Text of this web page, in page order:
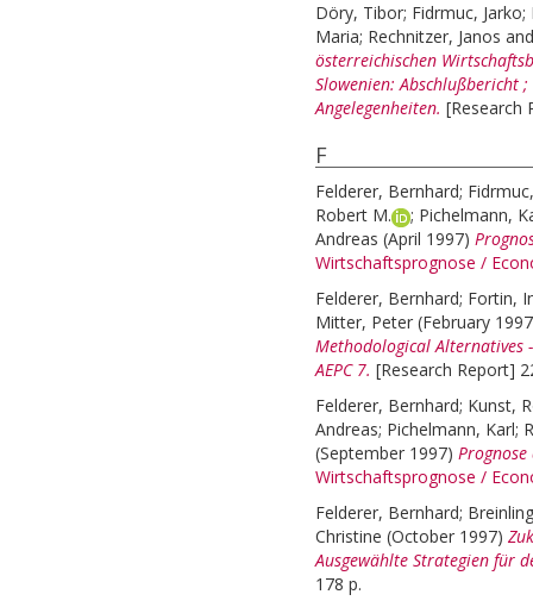
Döry, Tibor; Fidrmuc, Jarko;
Maria; Rechnitzer, Janos
österreichischen
Slowenien: Abschlußbericht
Angelegenheiten. [Research
F
Felderer, Bernhard;
Robert M.
; Pichelmann,
Andreas (April 1997)
Wirtschaftsprognose /
Felderer, Bernhard; Fortin,
Mitter, Peter (February
Methodological Alternatives
AEPC 7. [Research Report]
Felderer, Bernhard; Kunst,
Andreas; Pichelmann, Karl;
(September 1997)
Wirtschaftsprognose /
Felderer, Bernhard;
Christine (October 1997)
Ausgewählte Strategien für
178 p.